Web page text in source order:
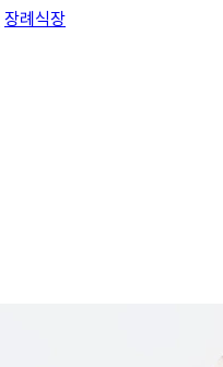
장례식장